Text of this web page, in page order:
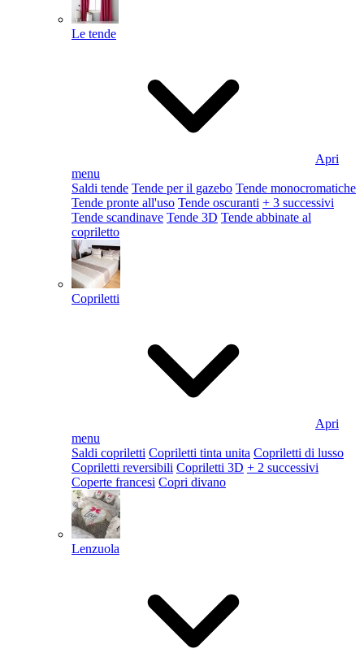
Le tende
Apri
menu
Saldi tende Tende per il gazebo Tende monocromatiche
Tende pronte all'uso Tende oscuranti + 3 successivi
Tende scandinave Tende 3D Tende abbinate al
copriletto
Copriletti
Apri
menu
Saldi copriletti Copriletti tinta unita Copriletti di lusso
Copriletti reversibili Copriletti 3D + 2 successivi
Coperte francesi Copri divano
Lenzuola